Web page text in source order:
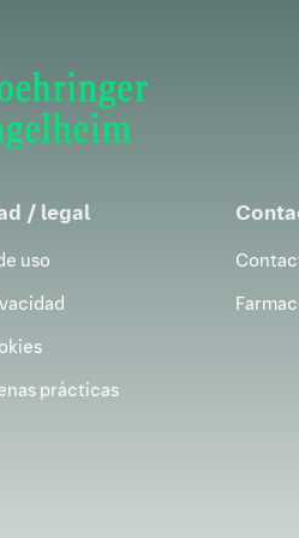
/ legal
uso
prácticas